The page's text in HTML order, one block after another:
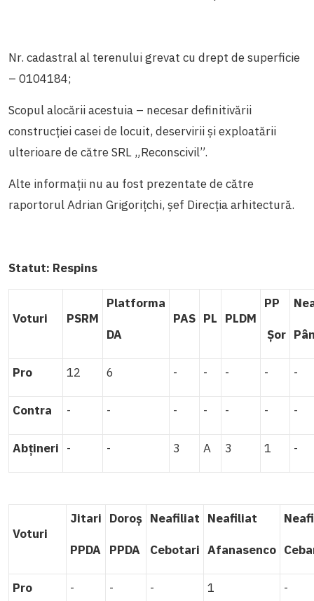
Nr. cadastral al terenului grevat cu drept de superficie
– 0104184;
Scopul alocării acestuia – necesar definitivării
construcției casei de locuit, deservirii și exploatării
ulterioare de către SRL „Reconscivil”.
Alte informații nu au fost prezentate de către
raportorul Adrian Grigorițchi, șef Direcția arhitectură.
Statut: Respins
Voturi PSRM
Platforma
DA
PAS PL PLDM
PP
Șor
Pro 12 6 - - - - -
Contra - - - - - - -
Abțineri - - 3 A 3 1 -
Voturi
Jitari
PPDA
Doroș
PPDA
Neafiliat
Cebotari
Neafiliat
Afanasenco
Pro - - - 1 -